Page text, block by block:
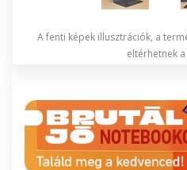
A fenti képek illusztrációk, a
eltérhetnek